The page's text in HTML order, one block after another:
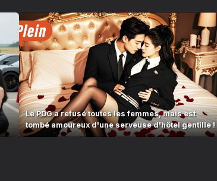
Le PDG a refusé toutes les femmes, mais est
tombé amoureux d'une serveuse d'hôtel gentille !